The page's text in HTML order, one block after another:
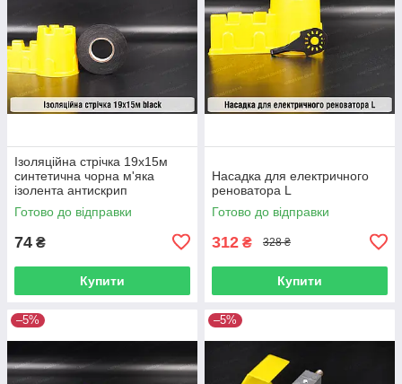
Ізоляційна стрічка 19x15м
синтетична чорна м'яка
ізолента антискрип
Готово до відправки
74 ₴
Купити
Насадка для електричного
реноватора L
Готово до відправки
312 ₴ 328 ₴
Купити
–5% –5%